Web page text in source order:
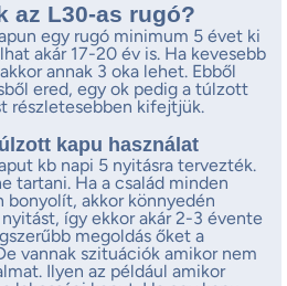
az L30-as rugó?
egy rugó minimum 5 évet ki
akár 17-20 év is. Ha kevesebb
annak 3 oka lehet. Ebből
ered, egy ok pedig a túlzott
részletesebben kifejtjük.
kapu használat
kb napi 5 nyitásra tervezték.
tartani. Ha a család minden
bonyolít, akkor könnyedén
így ekkor akár 2-3 évente
megoldás őket a
vannak szituációk amikor nem
Ilyen az például amikor